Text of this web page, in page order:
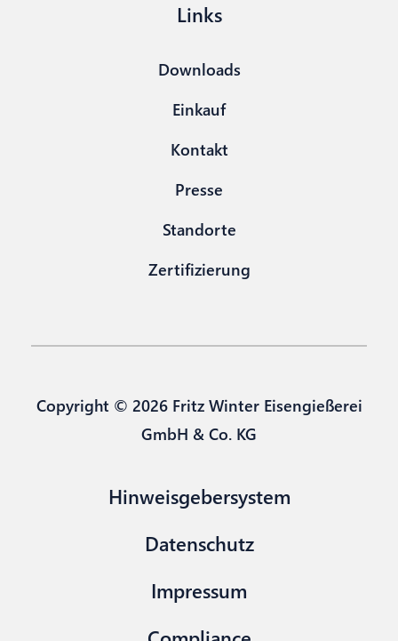
Links
Downloads
Einkauf
Kontakt
Presse
Standorte
Zertifizierung
Copyright © 2026 Fritz Winter Eisengießerei
GmbH & Co. KG
Hinweisgebersystem
Datenschutz
Impressum